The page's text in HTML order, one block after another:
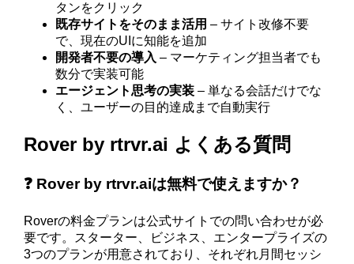
タンをクリック
既存サイトをそのまま活用 – サイト改修不要
で、現在のUIに知能を追加
開発者不要の導入 – マーケティング担当者でも
数分で実装可能
エージェント思考の実装 – 単なる会話だけでな
く、ユーザーの目的達成まで自動実行
Rover by rtrvr.ai よくある質問
❓ Rover by rtrvr.aiは無料で使えますか？
Roverの料金プランは公式サイトでの問い合わせが必
要です。スターター、ビジネス、エンタープライズの
3つのプランが用意されており、それぞれ月間セッシ